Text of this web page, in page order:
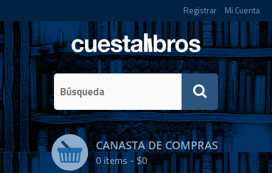
Registrar Mi Cuenta
CANASTA DE COMPRAS
0items -$0